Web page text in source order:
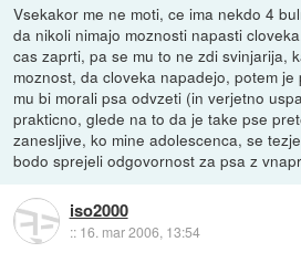
Vsekakor me ne moti, ce ima nekdo 4
da nikoli nimajo moznosti napasti
cas zaprti, pa se mu to ne zdi svinjarija,
moznost, da cloveka napadejo, potem
mu bi morali psa odvzeti (in verjetno
prakticno, glede na to da je take pse
zanesljive, ko mine adolescenca, se
bodo sprejeli odgovornost za psa z
iso2000
:: 16. mar 2006, 13:54